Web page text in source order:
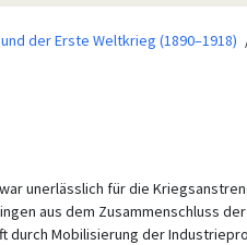
der Erste Weltkrieg (1890–1918)
unerlässlich für die
aus dem Zusammenschluss
durch Mobilisierung der